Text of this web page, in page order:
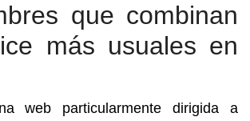
que combinan
más usuales en
web particularmente dirigida a